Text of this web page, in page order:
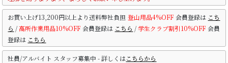
お買い上げ13,200円以上より送料弊社負担 登山用品4%OFF 会員登録は こち
ら /高所作業用品10%OFF 会員登録は こちら /学生クラブ割引10%OFF 会員
登録は こちら
社員/アルバイト スタッフ募集中 - 詳しくはこちらから